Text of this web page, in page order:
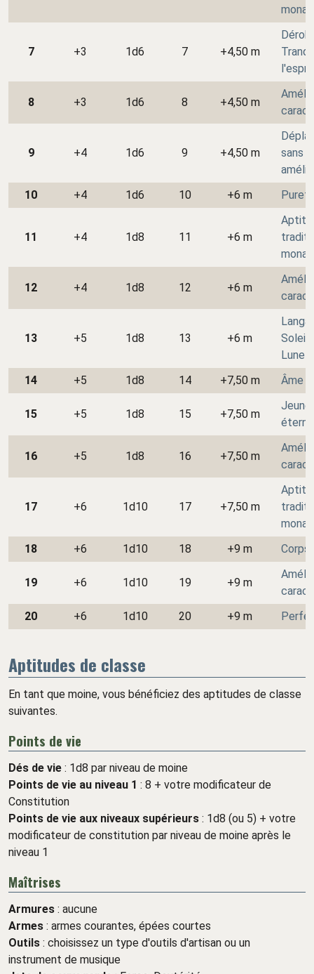
7 +3 1d6 7 +4,50 m
l'esprit
8 +3 1d6 8 +4,50 m
9 +4 1d6 9 +4,50 m
sans
10
+4 1d6 10 +6 m
11 +4 1d8 11 +6 m
12 +4 1d8 12 +6 m
13 +5 1d8 13 +6 m
Soleil
Lune
14
+5 1d8 14 +7,50 m Âme
15 +5 1d8 15 +7,50 m
16 +5 1d8 16 +7,50 m
17 +6 1d10 17 +7,50 m
18
+6 1d10 18 +9 m Corps
19 +6 1d10 19 +9 m
20
+6 1d10 20 +9 m
Aptitudes de classe
En tant que moine, vous bénéficiez des aptitudes de classe
suivantes.
Points de vie
Dés de vie : 1d8 par niveau de moine
Points de vie au niveau 1 : 8 + votre modificateur de
Constitution
Points de vie aux niveaux supérieurs : 1d8 (ou 5) + votre
modificateur de constitution par niveau de moine après le
niveau 1
Maîtrises
Armures : aucune
Armes : armes courantes, épées courtes
Outils : choisissez un type d'outils d'artisan ou un
instrument de musique